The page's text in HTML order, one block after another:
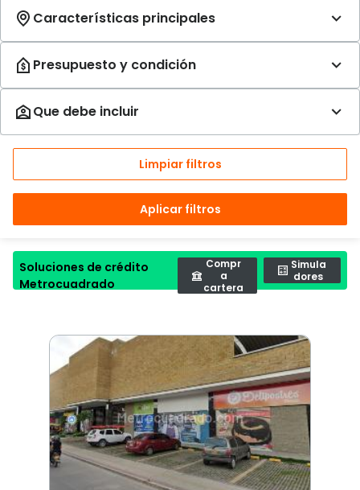
Limpiar filtros
Aplicar filtros
Soluciones de crédito
Metrocuadrado
Compr
a
cartera
Simula
dores